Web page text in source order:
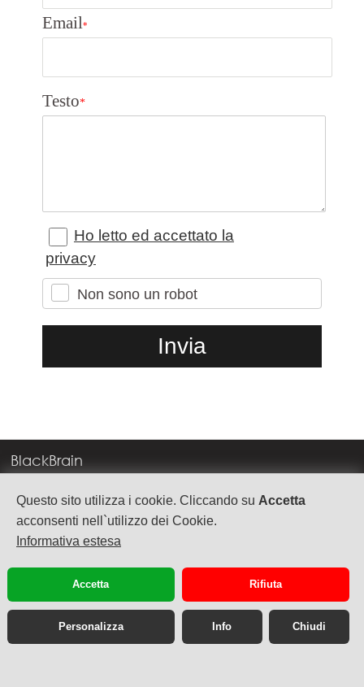
Questo sito utilizza i cookie. Cliccando su Accetta
acconsenti nell`utilizzo dei Cookie.
Informativa estesa
Accetta Rifiuta
Personalizza Info Chiudi
Email*
Testo*
Ho letto ed accettato la
privacy
Non sono un robot
BlackBrain
Corso Milano, 83
37138 Verona
TEL. +39 045 575888
P.Iva 03992340236